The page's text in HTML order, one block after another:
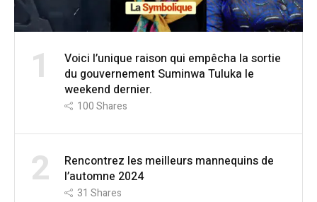
1
Voici l’unique raison qui empêcha la sortie
du gouvernement Suminwa Tuluka le
weekend dernier.
100Shares
2
Rencontrez les meilleurs mannequins de
l’automne 2024
31 Shares